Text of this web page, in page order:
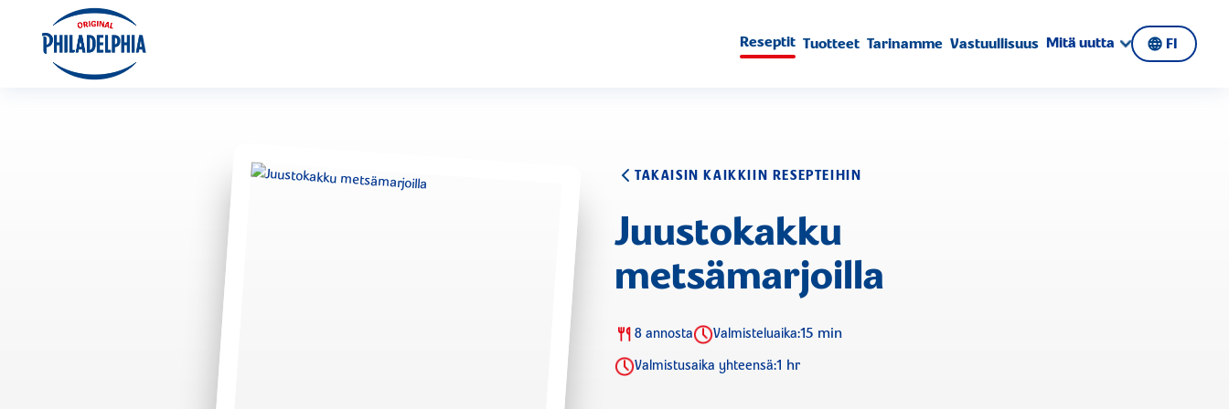
Reseptit Tuotteet Tarinamme Vastuullisuus Mitä uutta FI
TAKAISIN KAIKKIIN RESEPTEIHIN
Juustokakku
metsämarjoilla
8 annosta Valmisteluaika:15 min
Valmistusaika yhteensä:1 hr